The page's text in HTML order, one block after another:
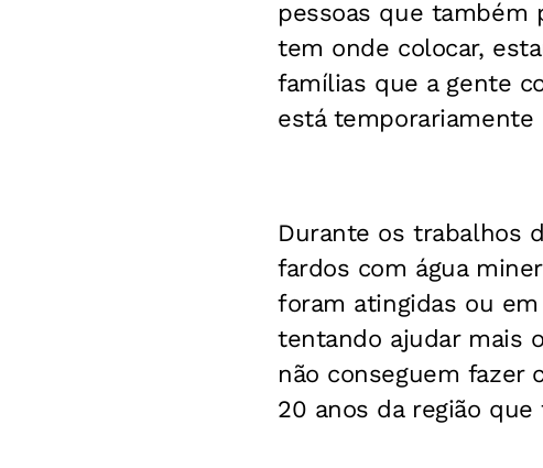
pessoas que também
tem onde colocar,
famílias que a gente
está temporariamente
Durante os trabalhos
fardos com água
foram atingidas ou
tentando ajudar mais
não conseguem fazer
20 anos da região